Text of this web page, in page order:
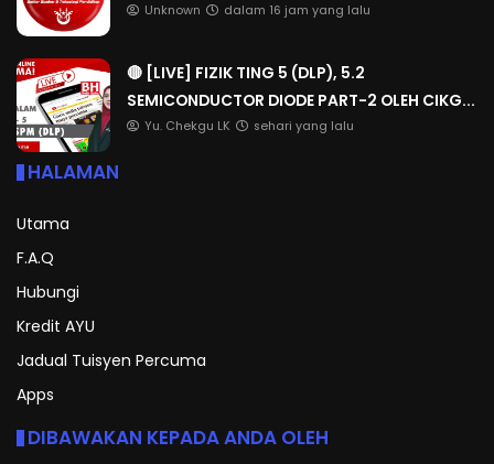
Unknown dalam 16 jam yang lalu
🔴 [LIVE] FIZIK TING 5 (DLP), 5.2
SEMICONDUCTOR DIODE PART-2 OLEH CIKG...
Yu. Chekgu LK sehari yang lalu
HALAMAN
Utama
F.A.Q
Hubungi
Kredit AYU
Jadual Tuisyen Percuma
Apps
DIBAWAKAN KEPADA ANDA OLEH